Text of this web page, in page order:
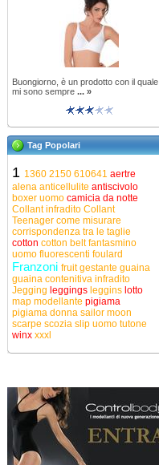
Buongiorno, è un prodotto con il quale
mi sono sempre ... »
Tag Popolari
1 1360 2150 610641 aertre
alena anticellulite antiscivolo
boxer uomo camicia da notte
Collant infradito Collant
Teenager come misurare
corrispondenza tra le taglie
cotton cotton beltfantasmino
uomo fluorescenti foulard
Franzoni fruitgestante guaina
guaina contenitiva infradito
Jegging leggings leggins lotto
map modellante pigiama
pigiama donna sailor moon
scarpe scozia slip uomo tutone
winx xxxl